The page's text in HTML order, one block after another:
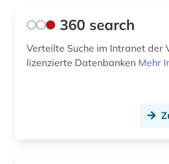
av-medienarbeit (1)
360 search
Verteilte Suche im Intranet der
lizenzierte Datenbanken Mehr